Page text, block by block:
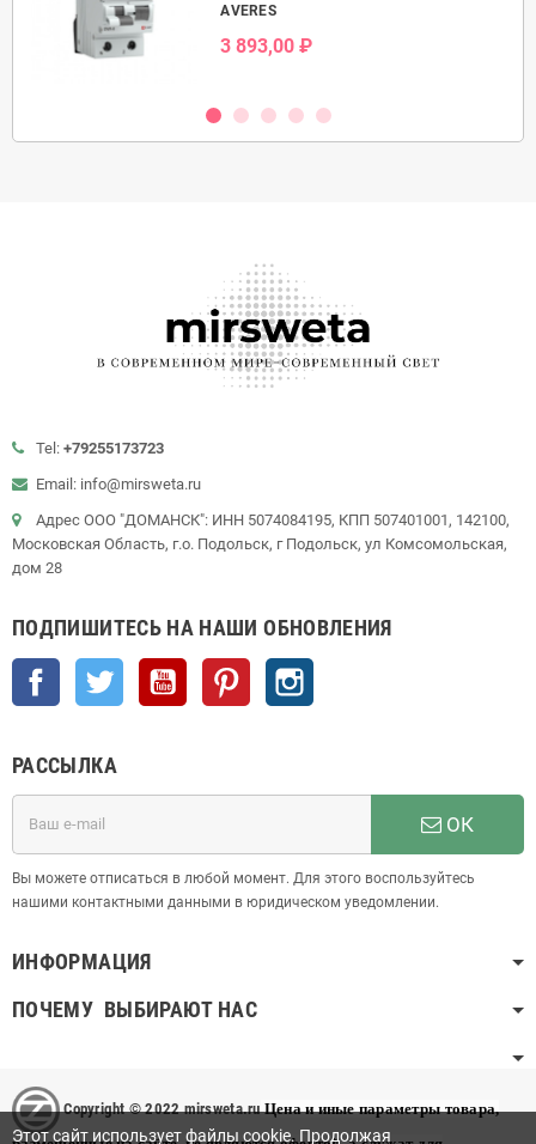
AVERES
3 893,00 ₽
Tel: +79255173723
Email: info@mirsweta.ru
Адрес ООО "ДОМАНСК": ИНН 5074084195, КПП 507401001, 142100,
Московская Область, г.о. Подольск, г Подольск, ул Комсомольская,
дом 28
ПОДПИШИТЕСЬ НА НАШИ ОБНОВЛЕНИЯ
Facebook Twitter YouTube Pinterest
РАССЫЛКА
ОК
Вы можете отписаться в любой момент. Для этого воспользуйтесь
нашими контактными данными в юридическом уведомлении.
ИНФОРМАЦИЯ
ПОЧЕМУ ВЫБИРАЮТ НАС
Copyright © 2022 mirsweta.ruЦена и иные параметры товара,
Этот сайт использует файлы cookie. Продолжая